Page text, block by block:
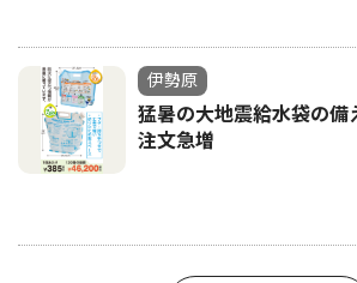
伊勢原
猛暑の大地震給水袋の
注文急増